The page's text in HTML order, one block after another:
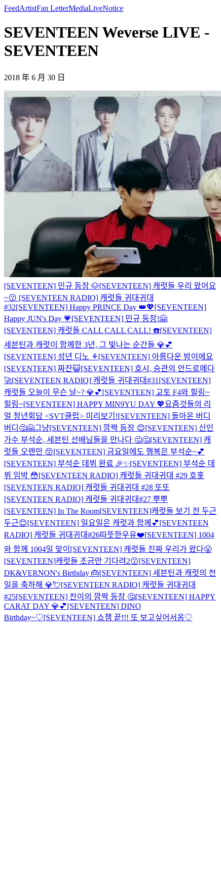
FeedArtistFan LetterMediaLiveNotice
SEVENTEEN Weverse LIVE -
SEVENTEEN
2018 年 6 月 30 日
[SEVENTEEN] 민규 등장 🐶[SEVENTEEN] 캐럿들 우리 왔어요
~😗 [SEVENTEEN RADIO] 캐럿들 귀대귀대
#32[SEVENTEEN] Happy PRINCE Day 👑💖[SEVENTEEN]
Happy JUN's Day 💗[SEVENTEEN] 민규 등장!🤗
[SEVENTEEN] 캐럿들 CALL CALL CALL! ☎️[SEVENTEEN]
세븐틴과 캐럿이 함께한 3년, 그 빛나는 순간들 💎💕
[SEVENTEEN] 성년 디노 ⚘[SEVENTEEN] 아름다운 밤이에요
[SEVENTEEN] 짜잔😺[SEVENTEEN] 호시, 승관의 안드로메다
🚀[SEVENTEEN RADIO] 캐럿들 귀대귀대#31 [SEVENTEEN]
캐럿들 오늘이 무슨 날~? 💎💕[SEVENTEEN] 교토 F4와 힐링~
힐링~[SEVENTEEN] HAPPY MIN9YU DAY 💖 요즘것들의 리
얼 청년회담 <SVT클럽> 미리보기![SEVENTEEN] 돌아온 버디
버디🤔🤗그냥[SEVENTEEN] 깜짝 등장 😊[SEVENTEEN] 신인
가수 부석순, 세븐틴 선배님들을 만나다 🤔🤔[SEVENTEEN] 캐
럿들 오랜만 😚[SEVENTEEN] 금요일에도 행복은 부석순~💕
[SEVENTEEN] 부석순 데뷔 완료 🎉✨[SEVENTEEN] 부석순 데
뷔 임박 😳[SEVENTEEN RADIO] 캐럿들 귀대귀대 #29 호홋
[SEVENTEEN RADIO] 캐럿들 귀대귀대 #28 또또
[SEVENTEEN RADIO] 캐럿들 귀대귀대#27 뿌뿌
[SEVENTEEN] In The Room[SEVENTEEN]캐럿들 보기 전 두근
두근😊[SEVENTEEN] 일요일은 캐럿과 함께💕[SEVENTEEN
RADIO] 캐럿들 귀대귀대#26따뜻한우유❤️[SEVENTEEN] 1004
와 함께 1004일 맞이 [SEVENTEEN] 캐럿들 진짜 우리가 왔다😤
[SEVENTEEN]캐럿들 조금만 기다려2😗[SEVENTEEN]
DK&VERNON's Birthday 🎂[SEVENTEEN] 세븐틴과 캐럿의 천
일을 축하해 💎💘[SEVENTEEN RADIO] 캐럿들 귀대귀대
#25[SEVENTEEN] 찬이의 깜짝 등장 🤔[SEVENTEEN] HAPPY
CARAT DAY 💎💕[SEVENTEEN] DINO
Birthday~♡[SEVENTEEN] 쇼챔 끝!!! 또 보고싶어서옴♡